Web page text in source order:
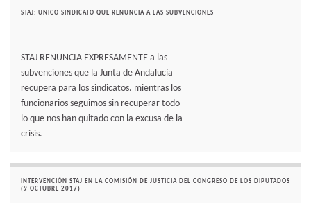
STAJ: UNICO SINDICATO QUE RENUNCIA A LAS SUBVENCIONES
STAJ RENUNCIA EXPRESAMENTE a las
subvenciones que la Junta de Andalucía
recupera para los sindicatos. mientras los
funcionarios seguimos sin recuperar todo
lo que nos han quitado con la excusa de la
crisis.
INTERVENCIÓN STAJ EN LA COMISIÓN DE JUSTICIA DEL CONGRESO DE LOS DIPUTADOS
(9 OCTUBRE 2017)